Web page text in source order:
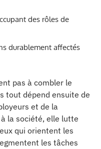
des rôles de
durablement affectés
pas à combler le
tout dépend ensuite de
et de la
la société, elle lutte
qui orientent les
les tâches